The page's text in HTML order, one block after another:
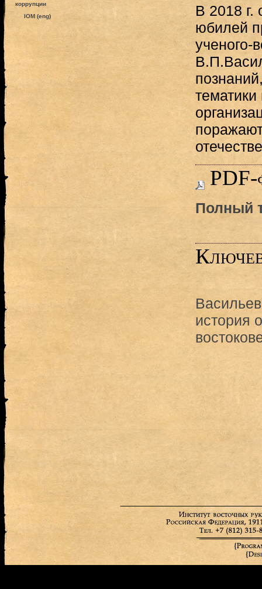
коррупции
IOM (eng)
В 2018 г.
юбилей
ученого-
тематики
PDF-
Полный
история